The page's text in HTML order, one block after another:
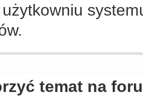
użytkowniu
temat na